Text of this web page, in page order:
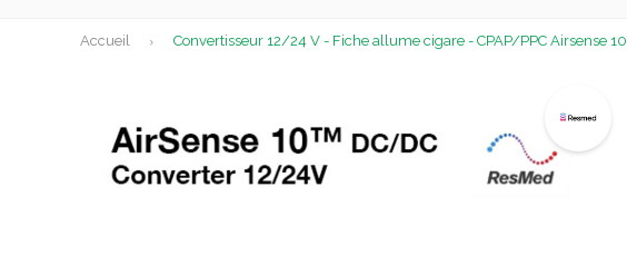
Accueil Convertisseur 12/24 V - Fiche allume cigare - CPAP/PPC Airsense 10